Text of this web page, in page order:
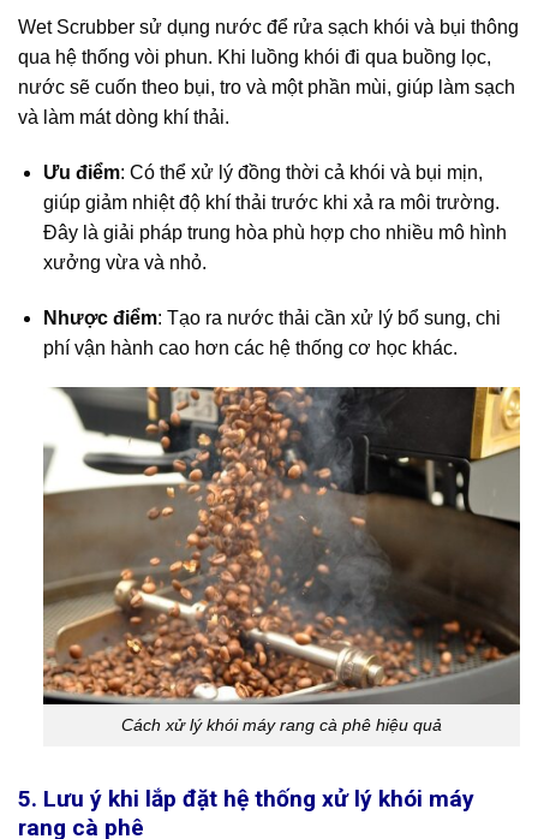
Wet Scrubber sử dụng nước để rửa sạch khói và bụi thông
qua hệ thống vòi phun. Khi luồng khói đi qua buồng lọc,
nước sẽ cuốn theo bụi, tro và một phần mùi, giúp làm sạch
và làm mát dòng khí thải.
Ưu điểm: Có thể xử lý đồng thời cả khói và bụi mịn,
giúp giảm nhiệt độ khí thải trước khi xả ra môi trường.
Đây là giải pháp trung hòa phù hợp cho nhiều mô hình
xưởng vừa và nhỏ.
Nhược điểm: Tạo ra nước thải cần xử lý bổ sung, chi
phí vận hành cao hơn các hệ thống cơ học khác.
Cách xử lý khói máy rang cà phê hiệu quả
5. Lưu ý khi lắp đặt hệ thống xử lý khói máy
rang cà phê